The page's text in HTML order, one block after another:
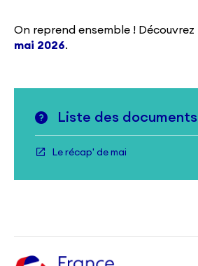
On reprend ensemble ! Découvrez
mai 2026.
Liste des documents
Le récap' de mai